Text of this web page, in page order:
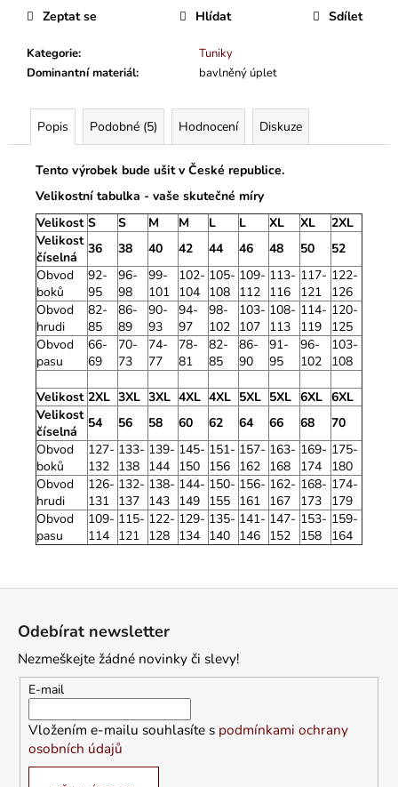
Kategorie:
Tuniky
Dominantní materiál: bavlněný úplet
Zeptat se Hlídat Sdílet
Popis Podobné (5) Hodnocení Diskuze
Tento výrobek bude ušit v České republice.
Velikostní tabulka - vaše skutečné míry
Velikost S S M M L L XL XL
2XL
Velikost
číselná
36 38 40 42 44 46 48 50
52
Obvod
boků
92-
95
96-
98
99-
101
102-
104
105-
108
109-
112
113-
116
117-
121
122-
126
Obvod
hrudi
82-
85
86-
89
90-
93
94-
97
98-
102
103-
107
108-
113
114-
119
120-
125
Obvod
pasu
66-
69
70-
73
74-
77
78-
81
82-
85
86-
90
91-
95
96-
102
103-
108
Velikost 2XL 3XL 3XL 4XL 4XL 5XL 5XL 6XL 6XL
Velikost
číselná
54 56 58 60 62 64 66 68
70
Obvod
boků
127-
132
133-
138
139-
144
145-
150
151-
156
157-
162
163-
168
169-
174
175-
180
Obvod
hrudi
126-
131
132-
137
138-
143
144-
149
150-
155
156-
161
162-
167
168-
173
174-
179
Obvod
pasu
109-
114
115-
121
122-
128
129-
134
135-
140
141-
146
147-
152
153-
158
159-
164
Odebírat newsletter
Nezmeškejte žádné novinky či slevy!
E-mail
Vložením e-mailu souhlasíte s podmínkami ochrany
osobních údajů